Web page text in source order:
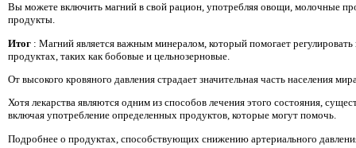
Вы можете включить магний в свой рацион, употребляя овощи, молочные
продукты.
Итог : Магний является важным минералом, который помогает
продуктах, таких как бобовые и цельнозерновые.
От высокого кровяного давления страдает значительная часть населения
Хотя лекарства являются одним из способов лечения этого состояния,
включая употребление определенных продуктов, которые могут помочь.
Подробнее о продуктах, способствующих снижению артериального